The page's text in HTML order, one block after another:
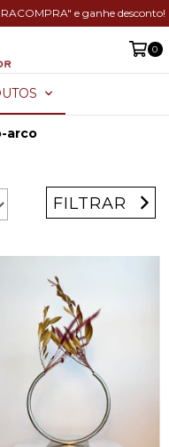
e ganhe desconto!
0
arco
FILTRAR